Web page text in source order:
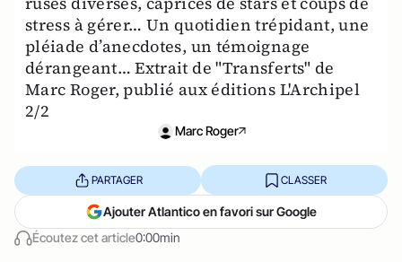
stress à gérer… Un quotidien trépidant, une
pléiade d’anecdotes, un témoignage
dérangeant… Extrait de "Transferts" de
Marc Roger, publié aux éditions L'Archipel
2/2
Marc Roger
Écoutez cet article0:00min
PARTAGER CLASSER
Ajouter Atlantico en favori sur Google